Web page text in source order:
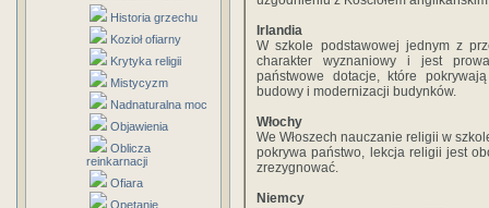
Historia grzechu
Kozioł ofiarny
Krytyka religii
Mistycyzm
Nadnaturalna moc
Objawienia
Oblicza
reinkarnacji
Ofiara
Opętanie
Irlandia
W szkole podstawowej jednym z
charakter wyznaniowy i jest
państwowe dotacje, które
budowy i modernizacji budynków.
Włochy
We Włoszech nauczanie religii w
pokrywa państwo, lekcja religii jest
zrezygnować.
Niemcy